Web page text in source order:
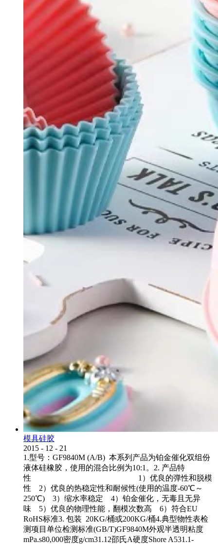
模具硅胶
2015 - 12 - 21
1.型号：GF9840M (A/B) 本系列产品为铂金催化双组份
液体硅橡胶，使用的混合比例为10:1。2. 产品特
性 1）优良的弹性和脱模
性 2）优良的热稳定性和耐候性(使用的温度-60℃～
250℃) 3）缩水率稳定 4）铂金催化，无毒且无异
味 5）优良的物理性能，翻模次数高 6）符合EU
RoHS标准3. 包装 20KG/桶或200KG/桶4.典型物性表检
测项目单位检测标准(GB/T)GF9840M外观半透明粘度
mPa.s80,000密度g/cm31.12邵氏A硬度Shore A531.1-